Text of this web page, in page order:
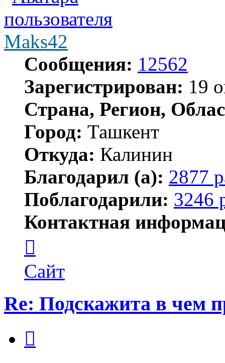
Maks42
Сообщения: 12562
Зарегистрирован: 19
Страна, Регион,
Город: Ташкент
Откуда: Калинин
Благодарил (а): 2877
Поблагодарили: 3246
Контактная
пользователя
Maks42
Сайт
Re: Подскажита в чем